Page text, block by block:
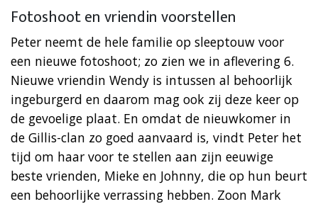
Fotoshoot en vriendin voorstellen
Peter neemt de hele familie op sleeptouw voor
een nieuwe fotoshoot; zo zien we in aflevering 6.
Nieuwe vriendin Wendy is intussen al behoorlijk
ingeburgerd en daarom mag ook zij deze keer op
de gevoelige plaat. En omdat de nieuwkomer in
de Gillis-clan zo goed aanvaard is, vindt Peter het
tijd om haar voor te stellen aan zijn eeuwige
beste vrienden, Mieke en Johnny, die op hun beurt
een behoorlijke verrassing hebben. Zoon Mark